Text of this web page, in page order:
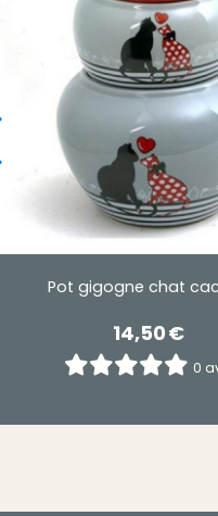
Pot gigogne chat
14,50€
0